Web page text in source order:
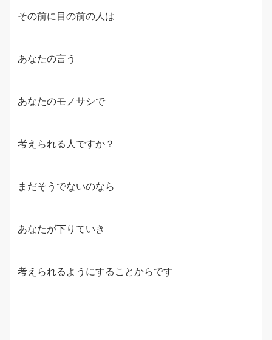
その前に目の前の人は
あなたの言う
あなたのモノサシで
考えられる人ですか？
まだそうでないのなら
あなたが下りていき
考えられるようにすることからです